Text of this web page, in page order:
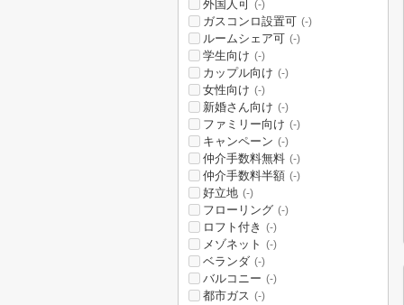
外国人可 (-)
ガスコンロ設置可 (-)
ルームシェア可 (-)
学生向け (-)
カップル向け (-)
女性向け (-)
新婚さん向け (-)
ファミリー向け (-)
キャンペーン (-)
仲介手数料無料 (-)
仲介手数料半額 (-)
好立地 (-)
フローリング (-)
ロフト付き (-)
メゾネット (-)
ベランダ (-)
バルコニー (-)
都市ガス (-)